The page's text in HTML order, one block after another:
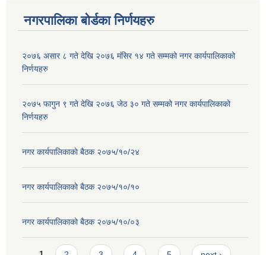
नगरपालिका बोर्डका निर्णयहरु
२०७६ असार ८ गते देखि २०७६ मंसिर १४ गते सम्मको नगर कार्यपालिकाको
निर्णयहरु
२०७५ फागुन ९ गते देखि २०७६ जेठ ३० गते सम्मको नगर कार्यपालिकाको
निर्णयहरु
नगर कार्यपालिकाकाे बैठक २०७५/१०/२४
नगर कार्यपालिकाकाे बैठक २०७५/१०/१०
नगर कार्यपालिकाकाे बैठक २०७५/१०/०३